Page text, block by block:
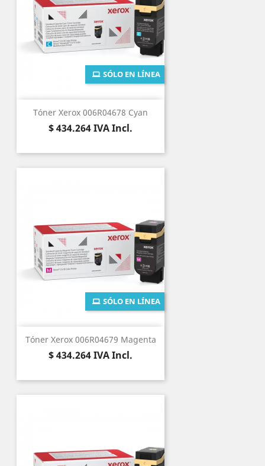
Tóner Xerox 006R04678 Cyan
Precio
$ 434.264IVA Incl.
SÓLO EN LÍNEA
Tóner Xerox 006R04679 Magenta
Precio
$ 434.264IVA Incl.
SÓLO EN LÍNEA